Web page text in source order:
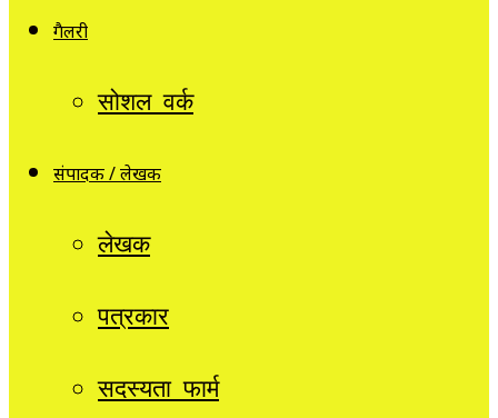
गैलरी
सोशल वर्क
संपादक / लेखक
लेखक
पत्रकार
सदस्यता फार्म